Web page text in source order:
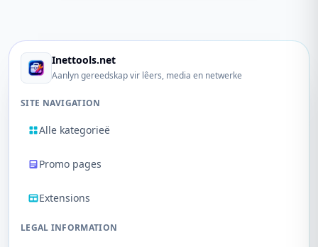
Inettools.net
Aanlyn gereedskap vir lêers, media en netwerke
SITE NAVIGATION
Alle kategorieë
Promo pages
Extensions
LEGAL INFORMATION